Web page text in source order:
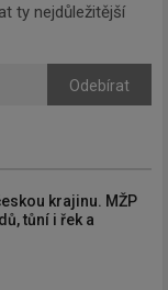
ty nejdůležitější
Odebírat
krajinu. MŽP
tůní i řek a